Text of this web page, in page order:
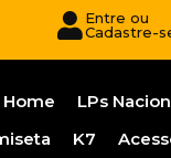
Entre ou
Cadastre-
Home LPs
K7